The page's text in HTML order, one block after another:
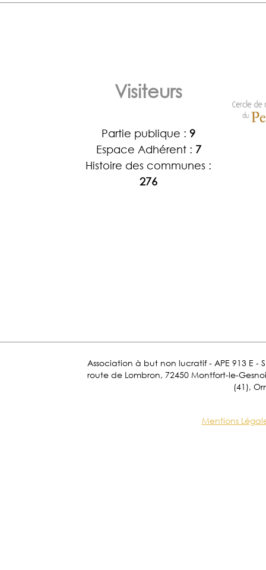
Visiteurs
Partie publique : 9
Espace Adhérent : 7
Histoire des communes :
276
Association à but non lucratif - APE 913 E -
route de Lombron, 72450 Montfort-le-
(41),
Mentions